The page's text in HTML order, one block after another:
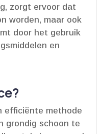
zorgt ervoor dat
worden, maar ook
door het gebruik
en
efficiënte methode
grondig schoon te